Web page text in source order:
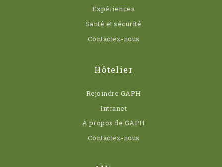
Expériences
Santé et sécurité
Contactez-nous
Hôtelier
Rejoindre GAPH
Intranet
A propos de GAPH
Contactez-nous